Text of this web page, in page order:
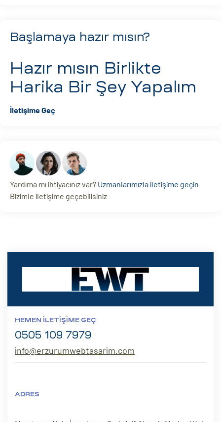
Başlamaya hazır mısın?
Hazır mısın Birlikte
Harika Bir Şey Yapalım
İletişime Geç
Yardıma mı ihtiyacınız var? Uzmanlarımızla iletişime geçin
Bizimle iletişime geçebilisiniz
HEMEN İLETIŞIME GEÇ
0505 109 7979
info@erzurumwebtasarim.com
ADRES